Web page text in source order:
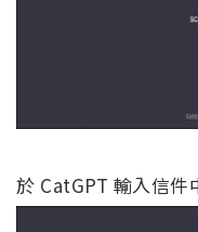
於 CatGPT 輸入信件